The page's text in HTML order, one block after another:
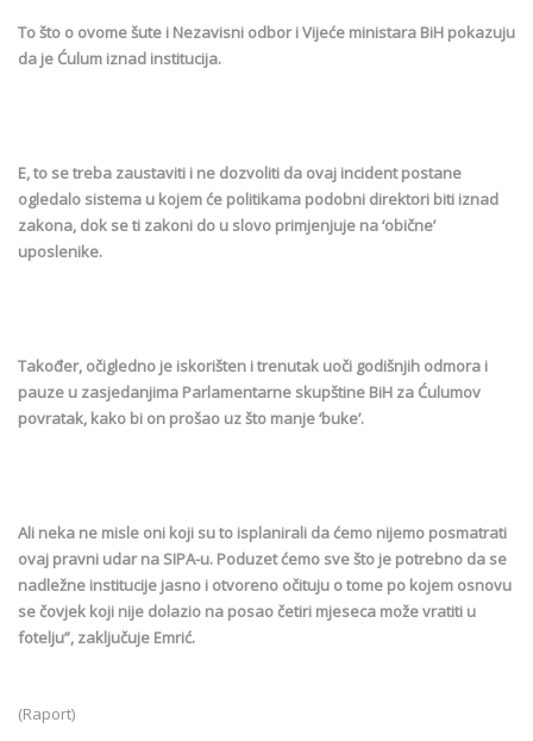
To što o ovome šute i Nezavisni odbor i Vijeće ministara BiH pokazuju
da je Ćulum iznad institucija.
E, to se treba zaustaviti i ne dozvoliti da ovaj incident postane
ogledalo sistema u kojem će politikama podobni direktori biti iznad
zakona, dok se ti zakoni do u slovo primjenjuje na ‘obične’
uposlenike.
Također, očigledno je iskorišten i trenutak uoči godišnjih odmora i
pauze u zasjedanjima Parlamentarne skupštine BiH za Ćulumov
povratak, kako bi on prošao uz što manje ‘buke’.
Ali neka ne misle oni koji su to isplanirali da ćemo nijemo posmatrati
ovaj pravni udar na SIPA-u. Poduzet ćemo sve što je potrebno da se
nadležne institucije jasno i otvoreno očituju o tome po kojem osnovu
se čovjek koji nije dolazio na posao četiri mjeseca može vratiti u
fotelju”, zaključuje Emrić.
(Raport)